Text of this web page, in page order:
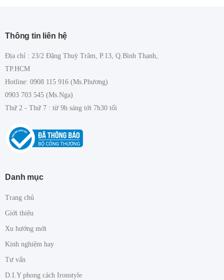
Thông tin liên hệ
Địa chỉ : 23/2 Đặng Thuỳ Trâm, P.13, Q.Bình Thạnh,
TP.HCM
Hotline: 0908 115 916 (Ms.Phương)
0903 703 545 (Ms.Nga)
Thứ 2 - Thứ 7 : từ 9h sáng tới 7h30 tối
Danh mục
Trang chủ
Giới thiệu
Xu hướng mới
Kinh nghiệm hay
Tư vấn
D.I.Y phong cách Ironstyle